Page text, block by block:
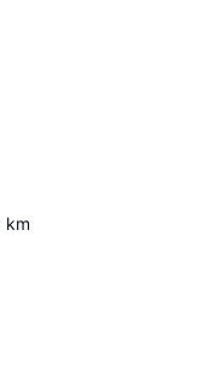
km